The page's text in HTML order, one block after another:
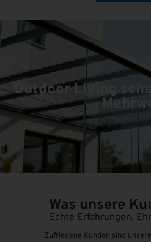
Outdoor Living
Was unsere
Echte Erfahrungen.
Zufriedene Kunden sind